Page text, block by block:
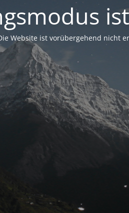
Website ist vorübergehend nicht